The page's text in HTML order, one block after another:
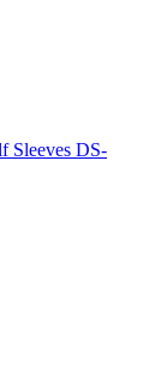
Sleeves DS-